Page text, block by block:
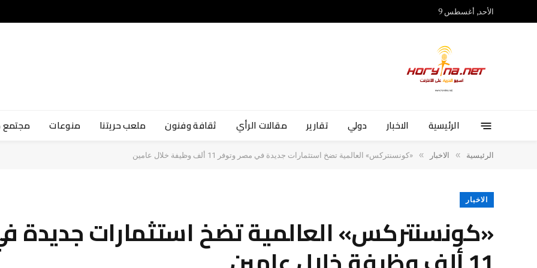
الأحد, أغسطس 9
الرئيسية الاخبار دولي تقارير مقالات الرأي ثقافة وفنون ملعب حريتنا منوعات
الرئيسية » الاخبار » «كونسنتركس» العالمية تضخ استثمارات جديدة في مصر وتوفر 11 ألف وظيفة خلال عامين
الاخبار
«كونسنتركس» العالمية تضخ استثمارات جديدة